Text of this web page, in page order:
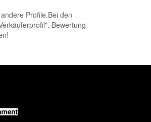
Profile.Bei den
Bewertung